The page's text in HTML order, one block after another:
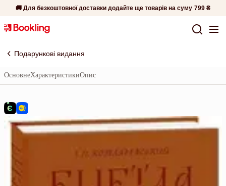
🚚 Для безкоштовної доставки додайте ще товарів на суму 799 ₴
Подарункові видання
ОсновнеХарактеристикиОпис